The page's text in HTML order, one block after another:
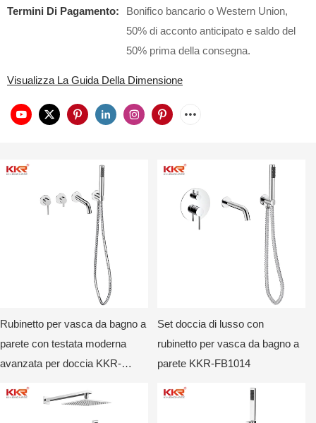
Termini Di Pagamento:
Bonifico bancario o Western Union,
50% di acconto anticipato e saldo del
50% prima della consegna.
Visualizza La Guida Della Dimensione
Rubinetto per vasca da bagno a
parete con testata moderna
avanzata per doccia KKR-
Set doccia di lusso con
rubinetto per vasca da bagno a
parete KKR-FB1014